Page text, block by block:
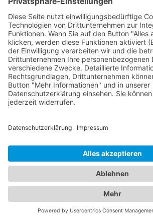
Diagnostik, Behandlung akuter und
Erkrankungen sowie langfristige
Gesundheitsbetreuung. Sie legen
eine ganzheitliche Betreuung und
Zeit, Ihre individuellen
zu verstehen. Darüber hinaus
eine Auswahl an kompetenten
Hannover. Unsere Zahnärzte
umfangreiche Palette
bis hin zu ästhetischer
individuelle Beratung und sorgen für
angenehme und entspannte
während Ihrer Behandlung. Egal, ob
Hausarzt oder einen Zahnarzt
Branchenportal bietet Ihnen eine
umfassende Übersicht über die